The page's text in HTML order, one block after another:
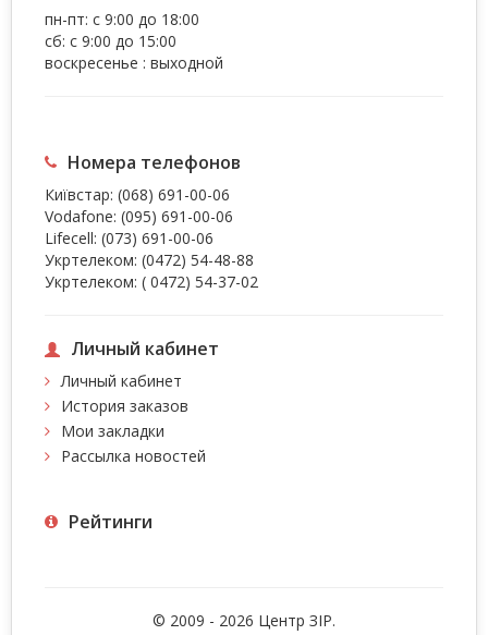
пн-пт: с 9:00 до 18:00
сб: с 9:00 до 15:00
воскресенье : выходной
Номера телефонов
Київстар: (068) 691-00-06
Vodafone: (095) 691-00-06
Lifecell: (073) 691-00-06
Укртелеком: (0472) 54-48-88
Укртелеком: ( 0472) 54-37-02
Личный кабинет
Личный кабинет
История заказов
Мои закладки
Рассылка новостей
Рейтинги
© 2009 - 2026 Центр ЗIР.